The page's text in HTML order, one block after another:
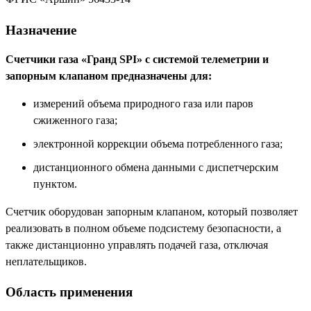
Назначение
Счетчики газа «Гранд SPI» с системой телеметрии и
запорным клапаном предназначены для:
измерений объема природного газа или паров
сжиженного газа;
электронной коррекции объема потребленного газа;
дистанционного обмена данными с диспетчерским
пунктом.
Счетчик оборудован запорным клапаном, который позволяет
реализовать в полном объеме подсистему безопасности, а
также дистанционно управлять подачей газа, отключая
неплательщиков.
Область применения